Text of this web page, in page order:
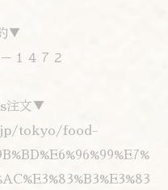
▼
１４７２
注文▼
jp/tokyo/food-